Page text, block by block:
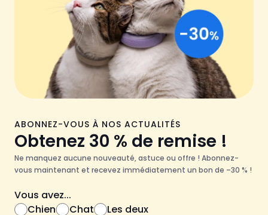
ABONNEZ-VOUS À NOS ACTUALITÉS
Obtenez 30 % de remise !
Ne manquez aucune nouveauté, astuce ou offre ! Abonnez-
vous maintenant et recevez immédiatement un bon de –30 % !
Vous avez...
Chien
Chat Les deux